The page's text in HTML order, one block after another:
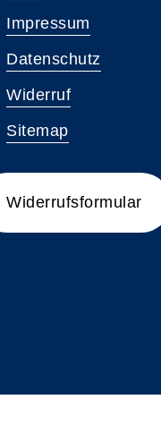
Impressum
Datenschutz
Widerruf
Sitemap
Widerrufsformular